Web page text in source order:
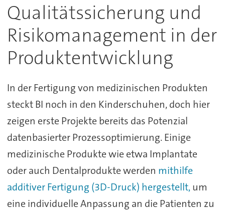
Qualitätssicherung und
Risikomanagement in der
Produktentwicklung
In der Fertigung von medizinischen Produkten
steckt BI noch in den Kinderschuhen, doch hier
zeigen erste Projekte bereits das Potenzial
datenbasierter Prozessoptimierung. Einige
medizinische Produkte wie etwa Implantate
oder auch Dentalprodukte werden mithilfe
additiver Fertigung (3D-Druck) hergestellt,um
eine individuelle Anpassung an die Patienten zu